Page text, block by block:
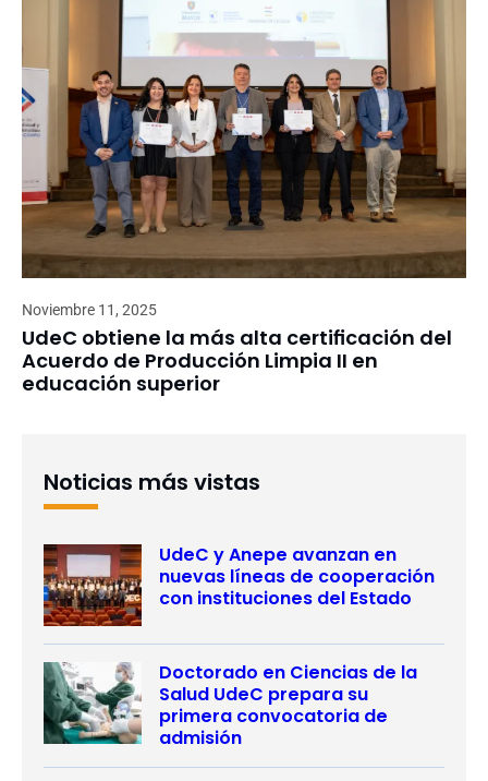
Noviembre 11, 2025
UdeC obtiene la más alta certificación del
Acuerdo de Producción Limpia II en
educación superior
Noticias más vistas
UdeC y Anepe avanzan en
nuevas líneas de cooperación
con instituciones del Estado
Doctorado en Ciencias de la
Salud UdeC prepara su
primera convocatoria de
admisión